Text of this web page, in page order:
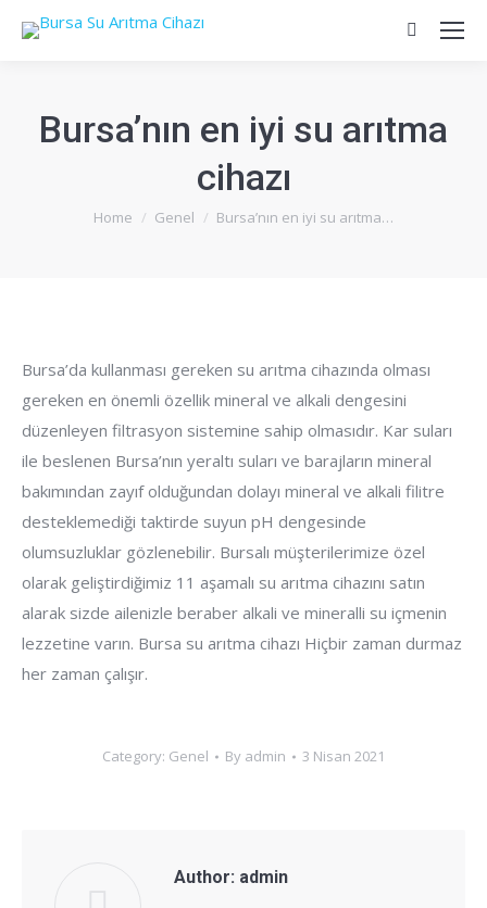
Search:
Bursa’nın en iyi su arıtma
cihazı
You are here:
Home Genel Bursa’nın en iyi su arıtma…
Bursa’da kullanması gereken su arıtma cihazında olması
gereken en önemli özellik mineral ve alkali dengesini
düzenleyen filtrasyon sistemine sahip olmasıdır. Kar suları
ile beslenen Bursa’nın yeraltı suları ve barajların mineral
bakımından zayıf olduğundan dolayı mineral ve alkali filitre
desteklemediği taktirde suyun pH dengesinde
olumsuzluklar gözlenebilir. Bursalı müşterilerimize özel
olarak geliştirdiğimiz 11 aşamalı su arıtma cihazını satın
alarak sizde ailenizle beraber alkali ve mineralli su içmenin
lezzetine varın. Bursa su arıtma cihazı Hiçbir zaman durmaz
her zaman çalışır.
Category: Genel By admin 3 Nisan 2021
Author: admin